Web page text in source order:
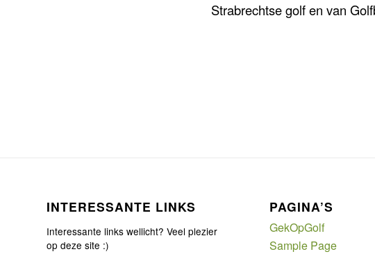
Strabrechtse golf en van
INTERESSANTE LINKS
Interessante links wellicht? Veel plezier
op deze site :)
PAGINA’S
GekOpGolf
Sample Page